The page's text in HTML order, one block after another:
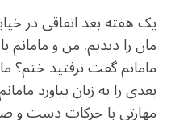
یک هفته بعد اتفاقی در
مان را دیدیم. من و
مامانم گفت نرفتید ختم؟
بعدی را به زبان بیاورد
مهارتی با حرکات دست و